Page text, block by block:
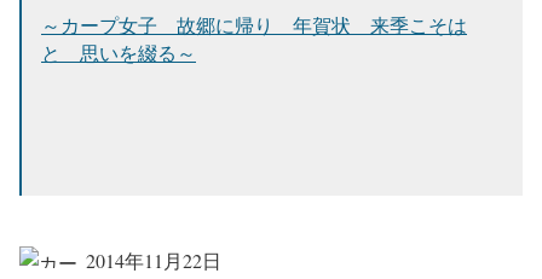
～カープ女子 故郷に帰り 年賀状 来季こそは
と 思いを綴る～
2014年11月22日